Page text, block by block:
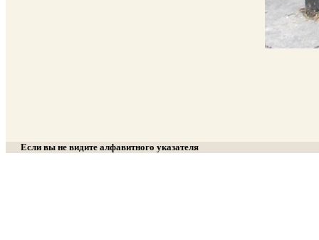
Если вы не видите алфавитного указателя